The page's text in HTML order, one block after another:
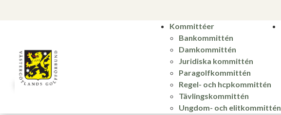
Kommittéer
Bankommittén
Damkommittén
Juridiska kommittén
Paragolfkommittén
Regel- och hcpkommittén
Tävlingskommittén
Ungdom- och elitkommittén